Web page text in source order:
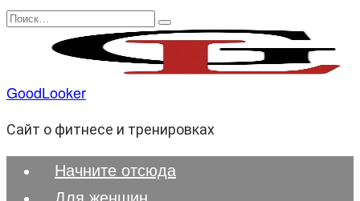
Перейти
содержанию
Search
GoodLooker
Сайт о фитнесе и тренировках
Начните отсюда